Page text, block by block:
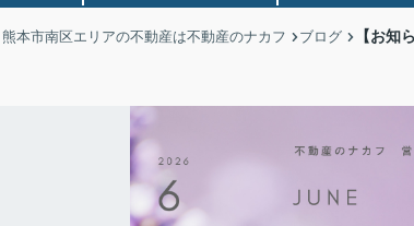
本市南区エリアの不動産は不動産のナカフ ブログ 【お知